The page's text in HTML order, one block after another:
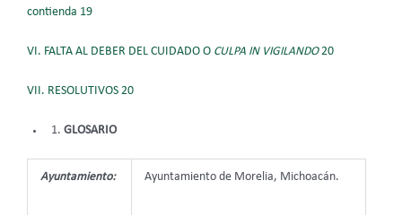
contienda 19
VI. FALTA AL DEBER DEL CUIDADO O CULPA IN VIGILANDO20
VII. RESOLUTIVOS 20
GLOSARIO
Ayuntamiento: Ayuntamiento de Morelia, Michoacán.